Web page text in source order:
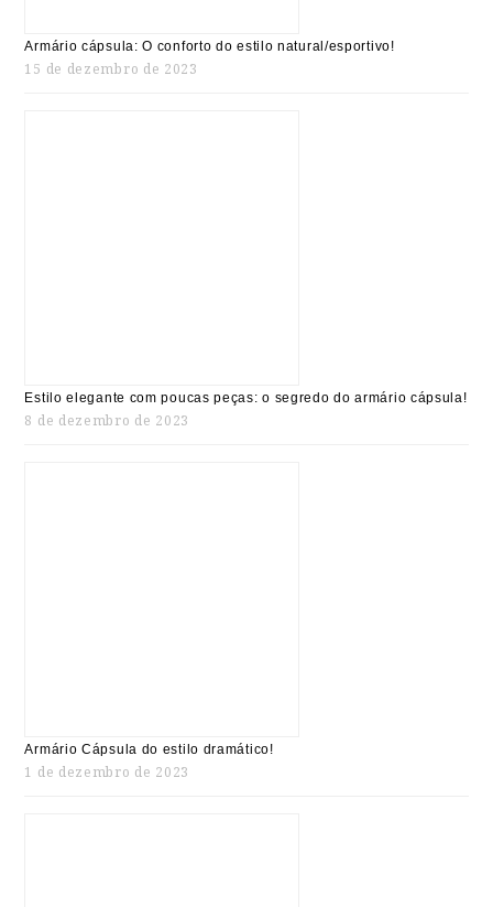
Armário cápsula: O conforto do estilo natural/esportivo!
15 de dezembro de 2023
Estilo elegante com poucas peças: o segredo do armário cápsula!
8 de dezembro de 2023
Armário Cápsula do estilo dramático!
1 de dezembro de 2023